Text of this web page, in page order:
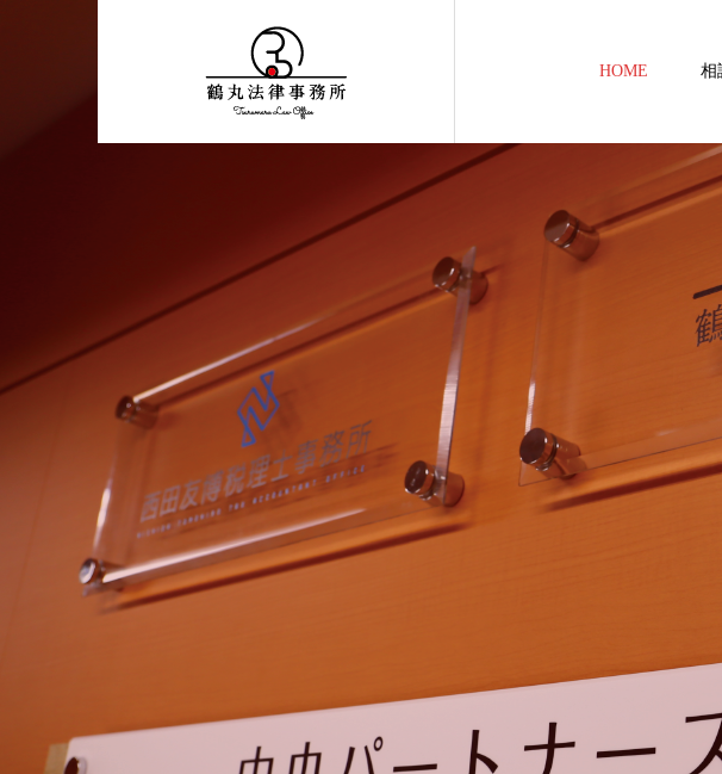
HOME 相
法律を身近に、そして戦略的に
多様化した法的ニーズに対応するため、依頼者様のご相談をワンストッ